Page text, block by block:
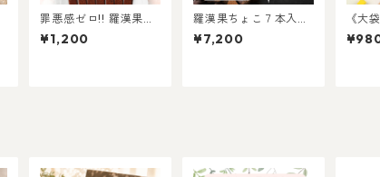
罪悪感ゼロ!! 羅漢果ち
ょこ７本入 各種
¥1,200
羅漢果ちょこ７本入×6
種
¥7,200
《大
米ち